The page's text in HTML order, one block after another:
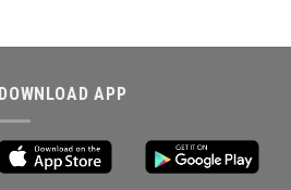
DOWNLOAD APP